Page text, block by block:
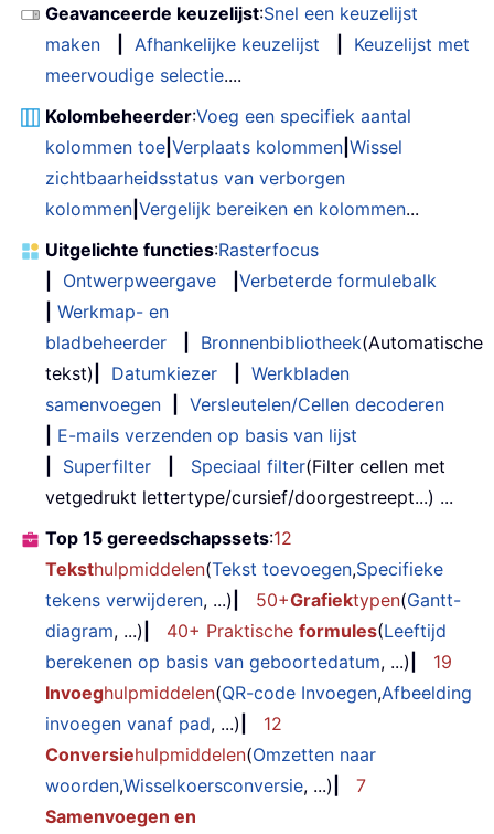
Loop
    xHTMLBody
= "<span LANG=EN>"
_
"Hello, this is the
"<br>"
& xSrc _
& "<br>Best
With xOutMail
.Subject = ""
HTMLBody = xHTMLBody
        xFileName
.Attachments.Add
            xFileName
= Dir
If xFileName = "" Then Exit
Loop
.
To = " "
.Cc =
" "
End With
If VBA.Dir(TempFilePath & "*.*"
        VBA
.Kill TempFilePath & "*.*"
End
If
End Sub
Sub createJpg(SheetName As String,
xRgPic As Range
    ThisWorkbook
    Worksheets
(SheetName).Activate
Set xRgPic = ThisWorkbook
    xRgPic
.
Geavanceerde keuzelijst:Snel een keuzelijst
maken
Afhankelijke keuzelijst
Keuzelijst met
meervoudige selectie....
Kolombeheerder:Voeg een specifiek aantal
kolommen toe Verplaats kolommen Wissel
zichtbaarheidsstatus van verborgen
kolommen Vergelijk bereiken en kolommen...
Uitgelichte functies:Rasterfocus
Ontwerpweergave
Verbeterde formulebalk
Werkmap- en
bladbeheerder
Bronnenbibliotheek(Automatische
tekst)
Datumkiezer
Werkbladen
samenvoegen
Versleutelen/Cellen decoderen
E-mails verzenden op basis van lijst
Superfilter Speciaal filter(Filter cellen met
vetgedrukt lettertype/cursief/doorgestreept...) ...
Top 15 gereedschapssets:12
Teksthulpmiddelen(Tekst toevoegen,Specifieke
tekens verwijderen, ...) 50+Grafiektypen(Gantt-
diagram, ...) 40+ Praktische formules(Leeftijd
berekenen op basis van geboortedatum, ...)
19
Invoeghulpmiddelen(QR-code Invoegen,Afbeelding
invoegen vanaf pad, ...)
12
Conversiehulpmiddelen(Omzetten naar
woorden,Wisselkoersconversie, ...)
7
Samenvoegen en